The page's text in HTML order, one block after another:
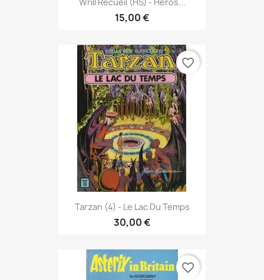
15,00 €
Tarzan (4) - Le Lac Du Temps
30,00 €
favorite_border
favorite_border